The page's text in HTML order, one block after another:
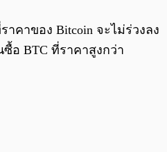
าคาของ Bitcoin จะไม่ร่วงลง
อ BTC ที่ราคาสูงกว่า